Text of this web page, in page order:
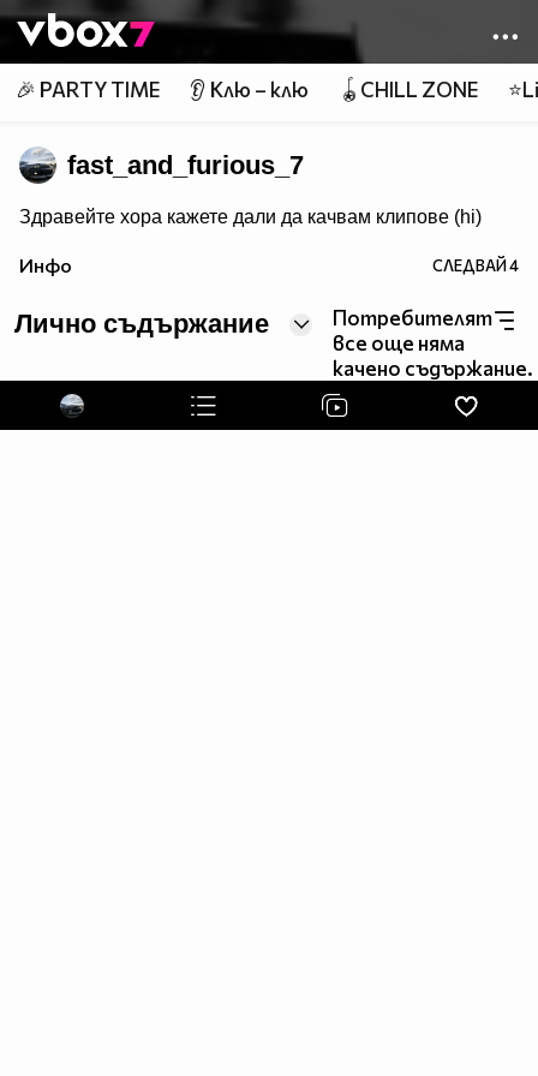
👾
🎉 PARTY TIME 👂 Клю – клю 🪀CHILL ZONE
fast_and_furious_7
Здравейте хора кажете дали да качвам клипове (hi)
Инфо СЛЕДВАЙ4
Лично съдържание
Потребителят
все още няма
качено съдържание.